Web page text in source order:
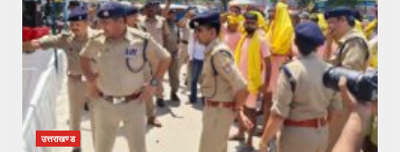
उत्तराखण्ड